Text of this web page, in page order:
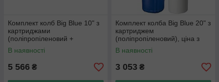
Комплект колб Big Blue 10" з
картриджами
(поліпропіленовий +
гранульоване вугілля), ціна з
ПДВ
В наявності
5 566 ₴
Комплект колба Big Blue 20" з
картриджем
(поліпропіленовий), ціна з
ПДВ
В наявності
3 053 ₴